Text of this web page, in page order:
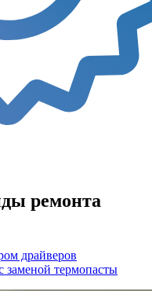
ремонта
драйверов
заменой термопасты